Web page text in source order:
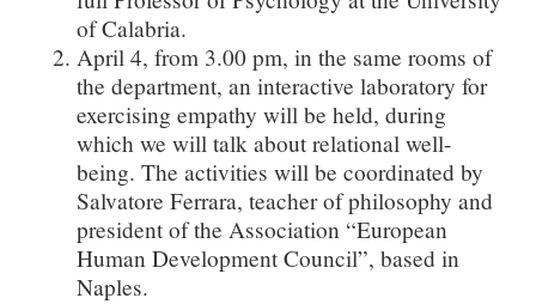
of Calabria.
April 4, from 3.00 pm, in the same rooms of
the department, an interactive laboratory for
exercising empathy will be held, during
which we will talk about relational well-
being. The activities will be coordinated by
Salvatore Ferrara, teacher of philosophy and
president of the Association “European
Human Development Council”, based in
Naples.